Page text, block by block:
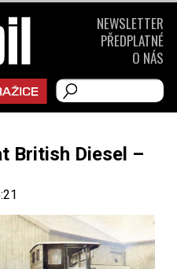
British Diesel –
NEWSLETTER
PŘEDPLATNÉ
O NÁS